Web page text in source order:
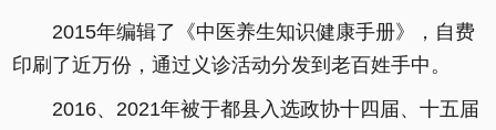
2015年编辑了《中医养生知识健康手册》，自费
印刷了近万份，通过义诊活动分发到老百姓手中。
2016、2021年被于都县入选政协十四届、十五届